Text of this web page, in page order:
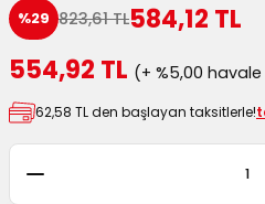
Masura Kapaklı
Kutular
%29 823,61 TL584,12 TL
554,92 TL (+ %5,00
62,58 TL den başlayan taksitlerle!